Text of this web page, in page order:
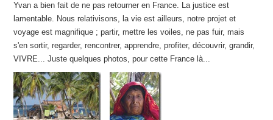
Yvan a bien fait de ne pas retourner en France. La justice est
lamentable. Nous relativisons, la vie est ailleurs, notre projet et
voyage est magnifique ; partir, mettre les voiles, ne pas fuir, mais
s'en sortir, regarder, rencontrer, apprendre, profiter, découvrir, grandir,
VIVRE... Juste quelques photos, pour cette France là...